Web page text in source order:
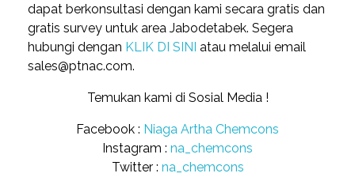
dapat berkonsultasi dengan kami secara gratis dan
gratis survey untuk area Jabodetabek. Segera
hubungi dengan KLIK DI SINI atau melalui email
sales@ptnac.com.
Temukan kami di Sosial Media !
Facebook : Niaga Artha Chemcons
Instagram : na_chemcons
Twitter : na_chemcons